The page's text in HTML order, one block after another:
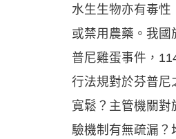
水生生物亦有毒性
或禁用農藥。我國
普尼雞蛋事件，
行法規對於芬普尼
寬鬆？主管機關對
驗機制有無疏漏？